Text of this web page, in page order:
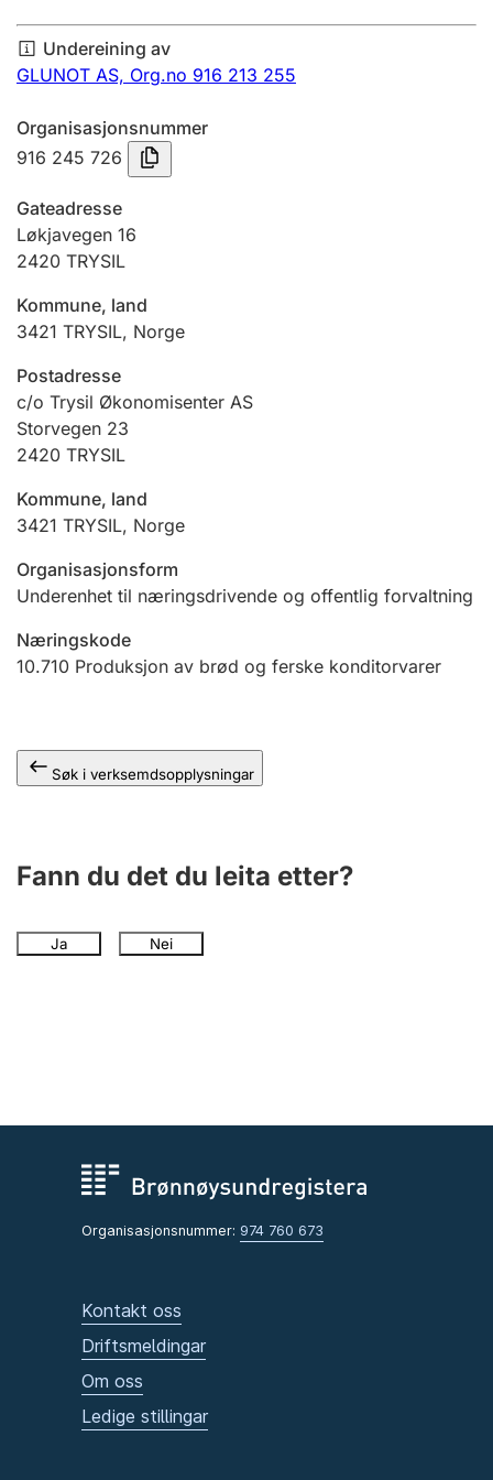
Årsrekneskap
Innsending og forseinkingsgebyr
Tinglysing
Jeger
Betaling og jegeravgiftskort
Ektepaktrettleiaren
Andre tema
Undereining av
GLUNOT AS, Org.no 916 213 255
Organisasjonsnummer
916 245 726
Gateadresse
Løkjavegen 16
2420 TRYSIL
Kommune, land
3421 TRYSIL, Norge
Postadresse
c/o Trysil Økonomisenter AS
Storvegen 23
2420 TRYSIL
Kommune, land
3421 TRYSIL, Norge
Organisasjonsform
Underenhet til næringsdrivende og offentlig forvaltning
Næringskode
10.710 Produksjon av brød og ferske konditorvarer
Søk i verksemdsopplysningar
Fann du det du leita etter?
Ja Nei
Organisasjonsnummer: 974 760 673
Kontakt oss
Driftsmeldingar
Om oss
Ledige stillingar